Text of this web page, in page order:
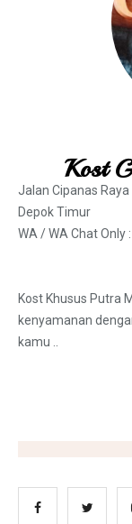
Kost
Jalan Cipanas Raya
Depok Timur
WA /WA Chat Only
Kost Khusus Putra
kenyamanan
kamu ..